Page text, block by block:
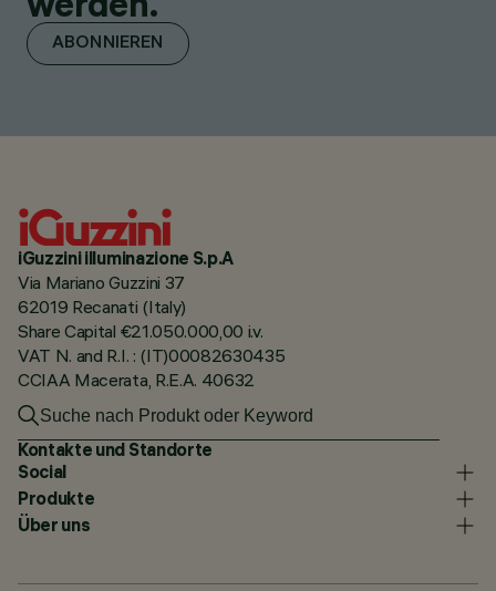
ABONNIEREN
iGuzzini illuminazione S.p.A
Via Mariano Guzzini 37
62019 Recanati (Italy)
Share Capital €21.050.000,00 i.v.
VAT N. and R.I. : (IT)00082630435
CCIAA Macerata, R.E.A. 40632
Kontakte und Standorte
Social
Produkte
Über uns